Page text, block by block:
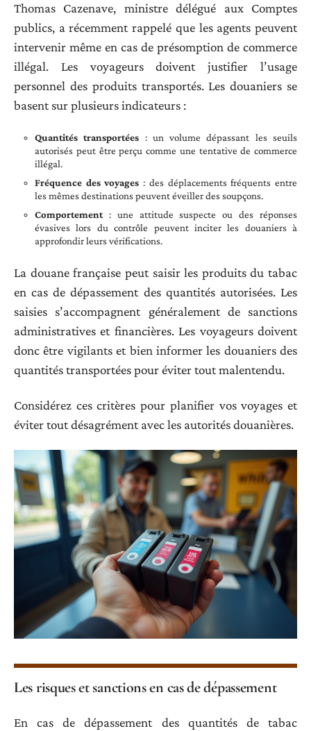
Thomas Cazenave, ministre délégué aux Comptes
publics, a récemment rappelé que les agents peuvent
intervenir même en cas de présomption de commerce
illégal. Les voyageurs doivent justifier l’usage
personnel des produits transportés. Les douaniers se
basent sur plusieurs indicateurs :
Quantités transportées : un volume dépassant les seuils
autorisés peut être perçu comme une tentative de commerce
illégal.
Fréquence des voyages : des déplacements fréquents entre
les mêmes destinations peuvent éveiller des soupçons.
Comportement: une attitude suspecte ou des réponses
évasives lors du contrôle peuvent inciter les douaniers à
approfondir leurs vérifications.
La douane française peut saisir les produits du tabac
en cas de dépassement des quantités autorisées. Les
saisies s’accompagnent généralement de sanctions
administratives et financières. Les voyageurs doivent
donc être vigilants et bien informer les douaniers des
quantités transportées pour éviter tout malentendu.
Considérez ces critères pour planifier vos voyages et
éviter tout désagrément avec les autorités douanières.
Les risques et sanctions en cas de dépassement
En cas de dépassement des quantités de tabac